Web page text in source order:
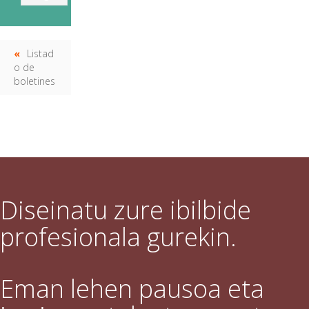
Listad
o de
boletines
Diseinatu zure ibilbide
profesionala gurekin.
Eman lehen pausoa eta